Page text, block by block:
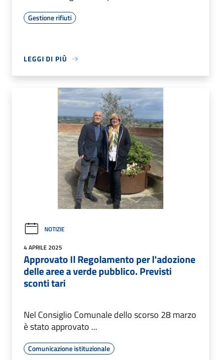
Gestione rifiuti
LEGGI DI PIÙ
NOTIZIE
4 APRILE 2025
Approvato Il Regolamento per l'adozione
delle aree a verde pubblico. Previsti
sconti tari
Nel Consiglio Comunale dello scorso 28 marzo
è stato approvato ...
Comunicazione istituzionale